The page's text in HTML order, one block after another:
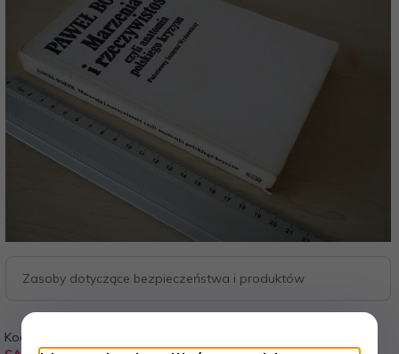
Zasoby dotyczące bezpieczeństwa i produktów
Kod: